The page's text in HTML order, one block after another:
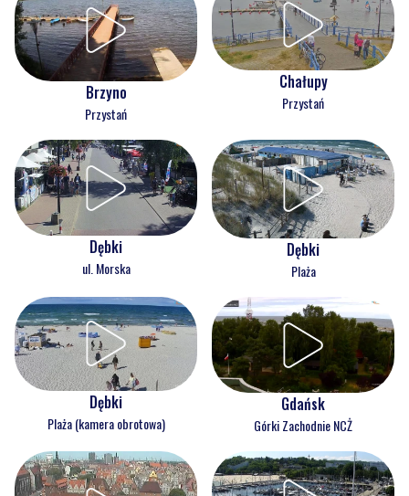
Brzyno
Przystań
Chałupy
Przystań
Dębki
ul. Morska
Dębki
Plaża
Dębki
Plaża (kamera obrotowa)
Gdańsk
Górki Zachodnie NCŻ